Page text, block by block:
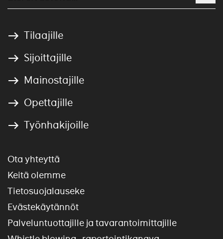
Tilaajille
Sijoittajille
Mainostajille
Opettajille
Työnhakijoille
Ota yhteyttä
Keitä olemme
Tietosuojalauseke
Evästekäytännöt
Palveluntuottajille ja tavarantoimittajille